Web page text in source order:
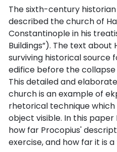
The sixth-century
described the church of
Constantinople in his
Buildings”). The text about
surviving historical source
edifice before the
This detailed and
church is an example of
rhetorical technique
object visible. In this
how far Procopius'
exercise, and how far it is